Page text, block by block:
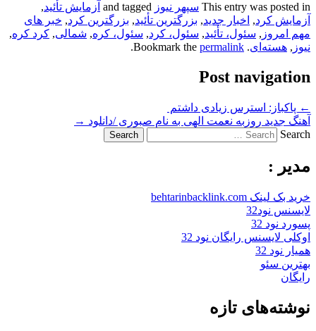
This entry was posted in سپهر نیوز آزمایش تأئید,
آزمایش کرد, اخبار جدید, بزرگترین تأئید, بزرگترین کرد, خبر های
مهم امروز , سئول، تأئید, سئول، کرد, سئول، کره, شمالی, کرد کره,
نیوز , هسته‌ای. Bookmark the
permalink
.
Post navigation
← پاکباز: استرس زیادی داشتم
آهنگ جدید روزبه نعمت الهی به نام صبوری /دانلود →
Search
مدیر :
خرید بک لینک behtarinbacklink.com
لایسنس نود32
پسورد نود 32
اوکلی لایسنس رایگان نود 32
همیار نود 32
بهترین سئو
رایگان
نوشته‌های تازه